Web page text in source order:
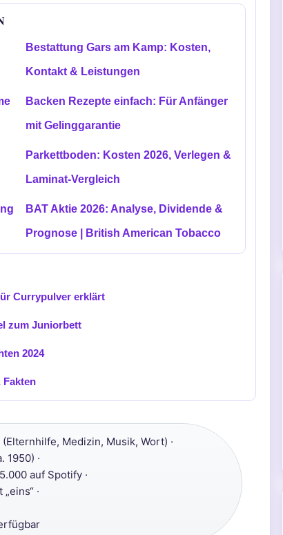
Bestattung Gars am Kamp: Kosten,
Kontakt & Leistungen
Backen Rezepte einfach: Für Anfänger
mit Gelinggarantie
Parkettboden: Kosten 2026, Verlegen &
Laminat-Vergleich
BAT Aktie 2026: Analyse, Dividende &
Prognose | British American Tobacco
Currypulver erklärt
zum Juniorbett
2024
Fakten
Medizin, Musik, Wort) ·
1950) ·
auf Spotify ·
·